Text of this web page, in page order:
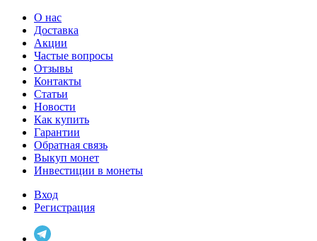
О нас
Доставка
Акции
Частые вопросы
Отзывы
Контакты
Статьи
Новости
Как купить
Гарантии
Обратная связь
Выкуп монет
Инвестиции в монеты
Вход
Регистрация